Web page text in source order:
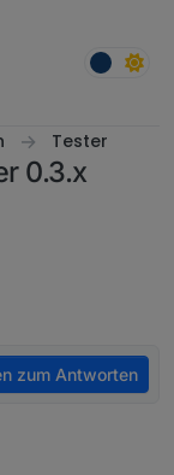
Tester
0.3.x
zum Antworten